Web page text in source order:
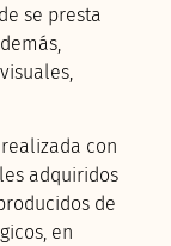
se presta
con
adquiridos
de
en